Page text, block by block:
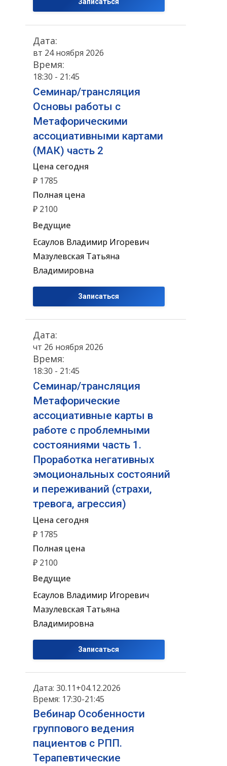
Записаться
Дата:
вт 24 ноября 2026
Время:
18:30 - 21:45
Семинар/трансляция
Основы работы с
Метафорическими
ассоциативными картами
(МАК) часть 2
Цена сегодня
₽ 1785
Полная цена
₽ 2100
Ведущие
Есаулов Владимир Игоревич
Мазулевская Татьяна
Владимировна
Записаться
Дата:
чт 26 ноября 2026
Время:
18:30 - 21:45
Семинар/трансляция
Метафорические
ассоциативные карты в
работе с проблемными
состояниями часть 1.
Проработка негативных
эмоциональных состояний
и переживаний (страхи,
тревога, агрессия)
Цена сегодня
₽ 1785
Полная цена
₽ 2100
Ведущие
Есаулов Владимир Игоревич
Мазулевская Татьяна
Владимировна
Записаться
Дата: 30.11+04.12.2026
Время: 17:30-21:45
Вебинар Особенности
группового ведения
пациентов с РПП.
Терапевтические